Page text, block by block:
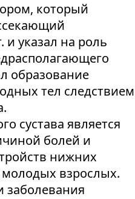
который
и указал на роль
образование
тел следствием
сустава является
болей и
нижних
молодых взрослых.
заболевания